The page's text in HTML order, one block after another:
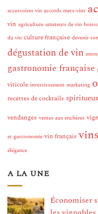
accessoires vin accords mets-vins
vin agriculture amateurs de vin
du vin culture française devenir
dégustation de vin
gastronomie française
viticole investissement marketing
recettes de cocktails spiritueux
vendanges ventes aux enchères
et gastronomie vin français vins
élégance
A LA UNE
Économiser